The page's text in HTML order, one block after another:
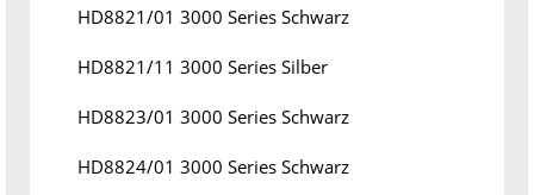
HD8821/01 3000 Series Schwarz
HD8821/11 3000 Series Silber
HD8823/01 3000 Series Schwarz
HD8824/01 3000 Series Schwarz